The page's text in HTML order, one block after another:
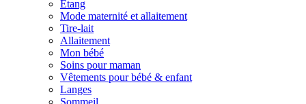
Étang
Mode maternité et allaitement
Tire-lait
Allaitement
Mon bébé
Soins pour maman
Vêtements pour bébé & enfant
Langes
Sommeil